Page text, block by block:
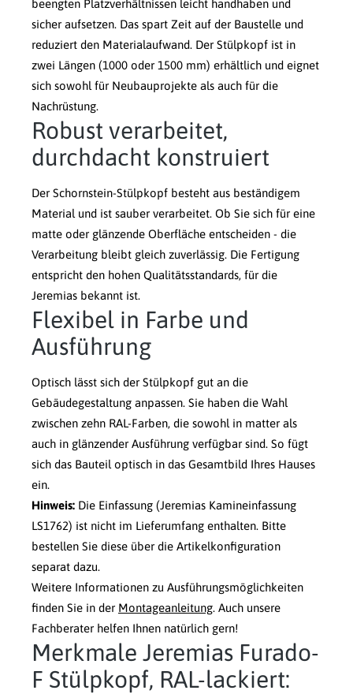
beengten Platzverhältnissen leicht handhaben und
sicher aufsetzen. Das spart Zeit auf der Baustelle und
reduziert den Materialaufwand. Der Stülpkopf ist in
zwei Längen (1000 oder 1500 mm) erhältlich und eignet
sich sowohl für Neubauprojekte als auch für die
Nachrüstung.
Robust verarbeitet,
durchdacht konstruiert
Der Schornstein-Stülpkopf besteht aus beständigem
Material und ist sauber verarbeitet. Ob Sie sich für eine
matte oder glänzende Oberfläche entscheiden - die
Verarbeitung bleibt gleich zuverlässig. Die Fertigung
entspricht den hohen Qualitätsstandards, für die
Jeremias bekannt ist.
Flexibel in Farbe und
Ausführung
Optisch lässt sich der Stülpkopf gut an die
Gebäudegestaltung anpassen. Sie haben die Wahl
zwischen zehn RAL-Farben, die sowohl in matter als
auch in glänzender Ausführung verfügbar sind. So fügt
sich das Bauteil optisch in das Gesamtbild Ihres Hauses
ein.
Hinweis: Die Einfassung (Jeremias Kamineinfassung
LS1762) ist nicht im Lieferumfang enthalten. Bitte
bestellen Sie diese über die Artikelkonfiguration
separat dazu.
Weitere Informationen zu Ausführungsmöglichkeiten
finden Sie in der Montageanleitung. Auch unsere
Fachberater helfen Ihnen natürlich gern!
Merkmale Jeremias Furado-
F Stülpkopf, RAL-lackiert: